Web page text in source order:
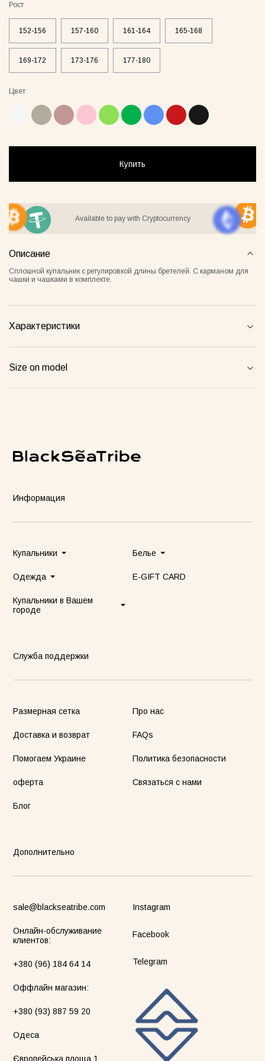
Lover Suit
Jacket Blush
8500грн
Сукня-чохол блонді Майка Core нюд
Майка Core блонді
Рост
152-156 157-160 161-164 165-168
169-172 173-176 177-180
Цвет
Купить
Available to pay with Cryptocurrency
Описание
Сплошной купальник с регулировкой длины бретелей. С карманом для
чашки и чашками в комплекте.
Характеристики
Size on model
Информация
Купальники Белье
Одежда E-GIFT CARD
Купальники в Вашем
городе
Служба поддержки
Размерная сетка Про нас
Доставка и возврат FAQs
Помогаем Украине Политика безопасности
оферта Связаться с нами
Блог
Дополнительно
sale@blackseatribe.com
Онлайн-обслуживание
клиентов:
+380 (96) 184 64 14
Оффлайн магазин:
+380 (93) 887 59 20
Одеса
Європейська площа 1
Instagram
Facebook
Telegram